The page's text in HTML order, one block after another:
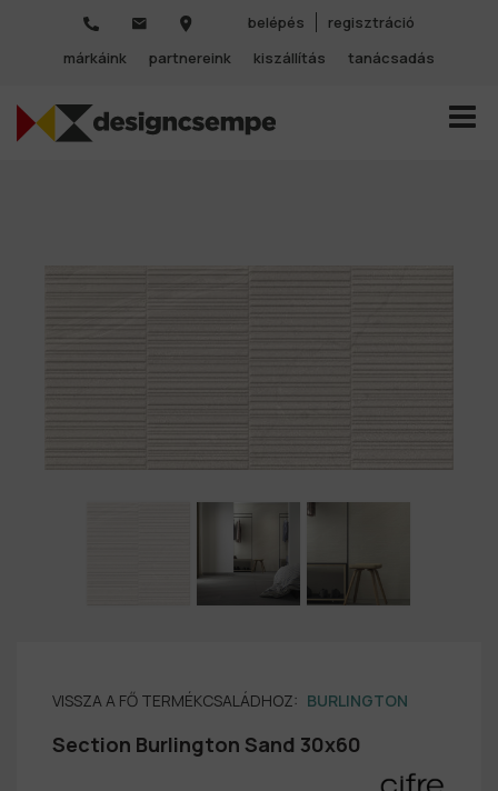
belépés
regisztráció
márkáink
partnereink kiszállítás tanácsadás
VISSZA A FŐ TERMÉKCSALÁDHOZ: BURLINGTON
Section Burlington Sand 30x60